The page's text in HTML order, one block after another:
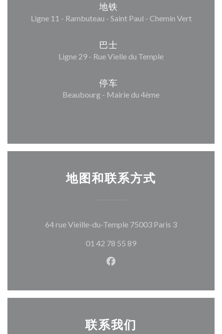
地铁
Ligne 11 - Rambuteau - Saint Paul - Chemin Vert
巴士
Ligne 29 - Rue Vielle du Temple
停车
Beaubourg - Mairie du 4ème
地图和联系方式
64 rue Vieille-du-Temple 75003 Paris 3((在新窗口
01 42 78 55 89
Facebook ((在新窗口中打开
联系我们